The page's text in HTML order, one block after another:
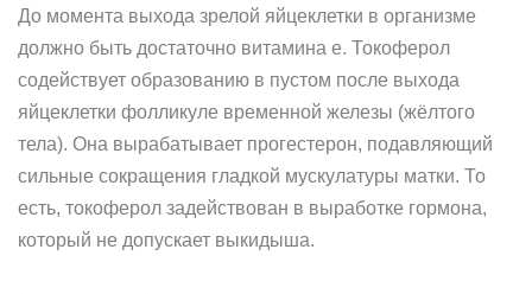
До момента выхода зрелой яйцеклетки в организме
должно быть достаточно витамина е. Токоферол
содействует образованию в пустом после выхода
яйцеклетки фолликуле временной железы (жёлтого
тела). Она вырабатывает прогестерон, подавляющий
сильные сокращения гладкой мускулатуры матки. То
есть, токоферол задействован в выработке гормона,
который не допускает выкидыша.